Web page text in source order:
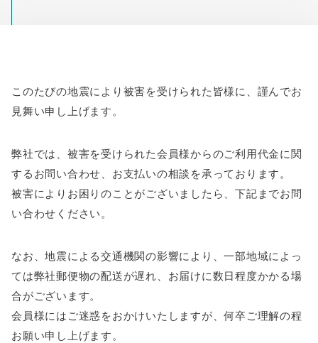
このたびの地震により被害を受けられた皆様に、謹んでお
見舞い申し上げます。
弊社では、被害を受けられた会員様からのご利用代金に関
するお問い合わせ、お支払いの相談を承っております。
被害によりお困りのことがございましたら、下記までお問
い合わせください。
なお、地震による交通機関の影響により、一部地域によっ
ては弊社郵便物の配送が遅れ、お届けに数日程度かかる場
合がございます。
会員様にはご迷惑をおかけいたしますが、何卒ご理解の程
お願い申し上げます。